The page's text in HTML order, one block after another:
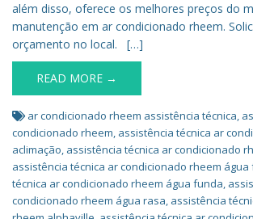
além disso, oferece os melhores preços do
manutenção em ar condicionado rheem.
orçamento no local. […]
READ MORE →
ar condicionado rheem assistência técnica,
condicionado rheem, assistência técnica ar
aclimação, assistência técnica ar condicionado
assistência técnica ar condicionado rheem água
técnica ar condicionado rheem água funda,
condicionado rheem água rasa, assistência